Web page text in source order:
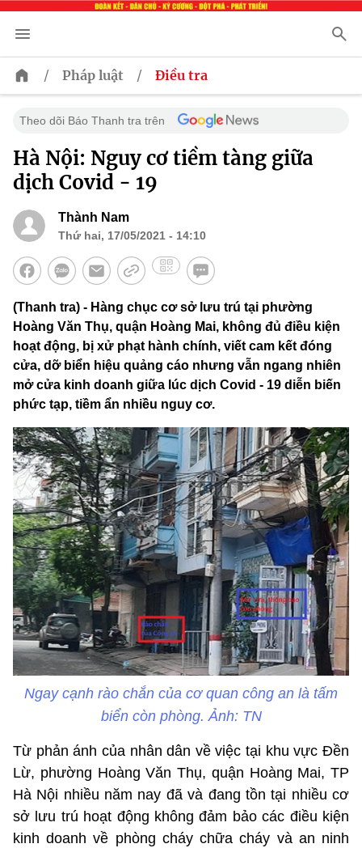
/ Pháp luật / Điều tra
Theo dõi Báo Thanh tra trên
Hà Nội: Nguy cơ tiềm tàng giữa
dịch Covid - 19
Thành Nam
Thứ hai, 17/05/2021 - 14:10
(Thanh tra) - Hàng chục cơ sở lưu trú tại phường
Hoàng Văn Thụ, quận Hoàng Mai, không đủ điều kiện
hoạt động, bị xử phạt hành chính, viết cam kết đóng
cửa, dỡ biển hiệu quảng cáo nhưng vẫn ngang nhiên
mở cửa kinh doanh giữa lúc dịch Covid - 19 diễn biến
phức tạp, tiềm ẩn nhiều nguy cơ.
Ngay cạnh rào chắn của cơ quan công an là tấm
biển còn phòng. Ảnh: TN
Từ phản ánh của nhân dân về việc tại khu vực Đền
Lừ, phường Hoàng Văn Thụ, quận Hoàng Mai, TP
Hà Nội nhiều năm nay đã và đang tồn tại nhiều cơ
sở lưu trú hoạt động không đảm bảo các điều kiện
kinh doanh về phòng cháy chữa cháy và an ninh